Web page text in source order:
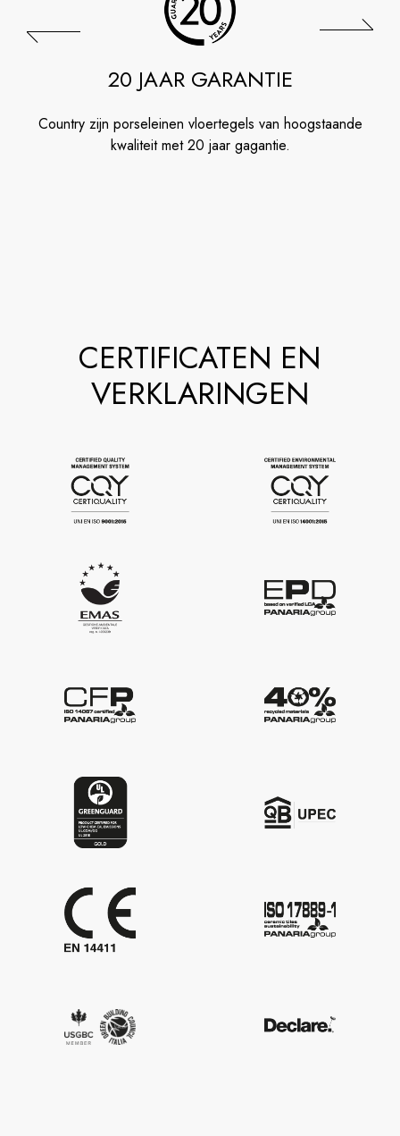
20 JAAR GARANTIE
Country zijn porseleinen vloertegels van hoogstaande
kwaliteit met 20 jaar gagantie.
CERTIFICATEN EN
VERKLARINGEN